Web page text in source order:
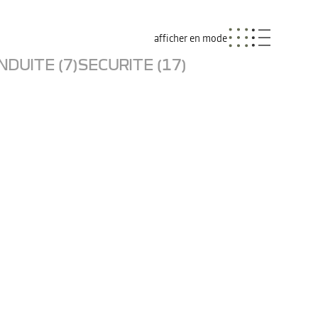
afficher en mode
(7)SECURITE (17)